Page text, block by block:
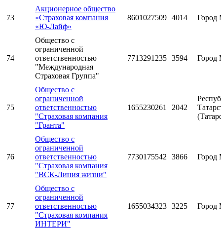
73
Акционерное общество
«Страховая компания
«Ю-Лайф»
8601027509 4014 Город
74
Общество с
ограниченной
ответственностью
"Международная
Страховая Группа"
7713291235 3594 Город
75
Общество с
ограниченной
ответственностью
"Страховая компания
"Гранта"
1655230261 2042
76
Общество с
ограниченной
ответственностью
"Страховая компания
"ВСК-Линия жизни"
7730175542 3866 Город
77
Общество с
ограниченной
ответственностью
"Страховая компания
ИНТЕРИ"
1655034323 3225 Город